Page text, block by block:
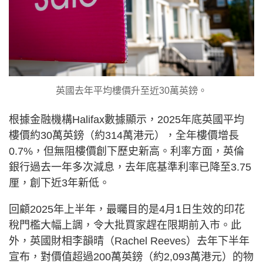
英國去年平均樓價升至近30萬英鎊。
根據金融機構Halifax數據顯示，2025年底英國平均
樓價約30萬英鎊（約314萬港元），全年樓價增長
0.7%，但無阻樓價創下歷史新高。利率方面，英倫
銀行過去一年多次減息，去年底基準利率已降至3.75
厘，創下近3年新低。
回顧2025年上半年，最曯目的是4月1日生效的印花
稅門檻大幅上調，令大批買家趕在限期前入市。此
外，英國財相李韻晴（Rachel Reeves）去年下半年
宣布，對價值超過200萬英鎊（約2,093萬港元）的物